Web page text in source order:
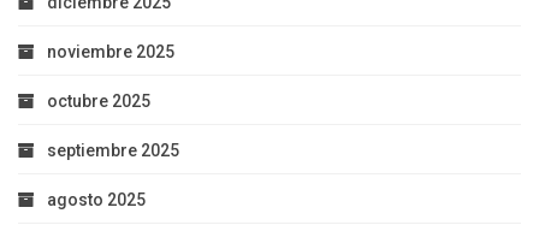
noviembre 2025
octubre 2025
septiembre 2025
agosto 2025